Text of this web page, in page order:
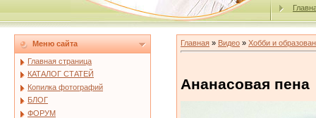
Меню сайта
Главная страница
КАТАЛОГ СТАТЕЙ
Копилка фотографий
БЛОГ
ФОРУМ
Главная » Видео » Хобби и
Ананасовая пена